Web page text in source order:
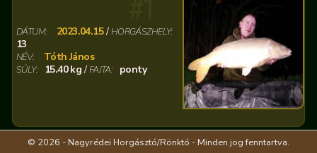
DÁTUM: 2023.04.15/HORGÁSZHELY:
13
NÉV: Tóth János
SÚLY: 15.40 kg/FAJTA: ponty
© 2026 - Nagyrédei Horgásztó/Rönktó - Minden jog fenntartva.